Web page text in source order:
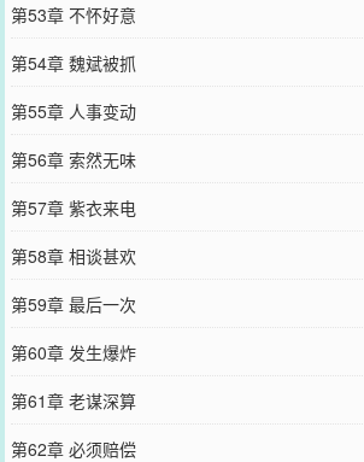
第53章 不怀好意
第54章 魏斌被抓
第55章 人事变动
第56章 索然无味
第57章 紫衣来电
第58章 相谈甚欢
第59章 最后一次
第60章 发生爆炸
第61章 老谋深算
第62章 必须赔偿